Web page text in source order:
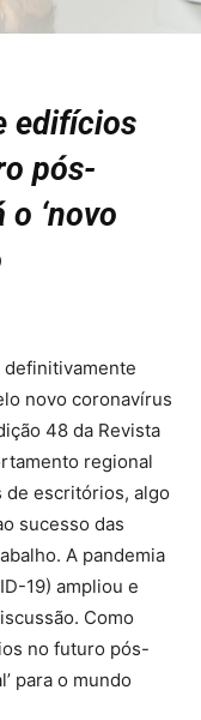
edifícios
pós-
‘novo
definitivamente
novo coronavírus
48 da Revista
regional
de escritórios, algo
sucesso das
A pandemia
19) ampliou e
Como
no futuro pós-
para o mundo